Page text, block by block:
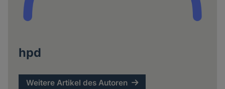
hpd
Weitere Artikel des Autoren